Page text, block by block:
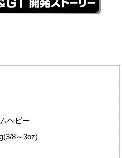
ヘビー
8～3oz)